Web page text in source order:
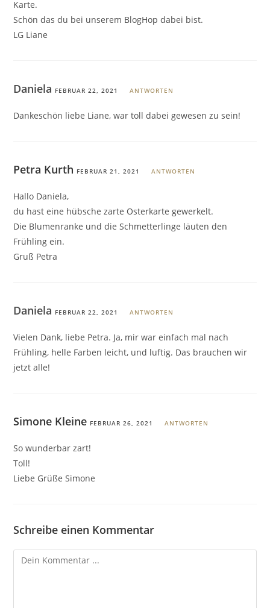
Karte.
Schön das du bei unserem BlogHop dabei bist.
LG Liane
Daniela FEBRUAR 22, 2021 ANTWORTEN
Dankeschön liebe Liane, war toll dabei gewesen zu sein!
Petra Kurth FEBRUAR 21, 2021 ANTWORTEN
Hallo Daniela,
du hast eine hübsche zarte Osterkarte gewerkelt.
Die Blumenranke und die Schmetterlinge läuten den
Frühling ein.
Gruß Petra
Daniela FEBRUAR 22, 2021 ANTWORTEN
Vielen Dank, liebe Petra. Ja, mir war einfach mal nach
Frühling, helle Farben leicht, und luftig. Das brauchen wir
jetzt alle!
Simone Kleine FEBRUAR 26, 2021 ANTWORTEN
So wunderbar zart!
Toll!
Liebe Grüße Simone
Schreibe einen Kommentar